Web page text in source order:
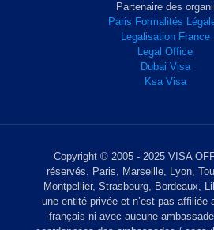
Partenaire des
Paris Formalités
Legalisation France
Legal Office
Dubai Visa
Ksa Visa
Copyright © 2005 - 2025 VISA
réservés. Paris, Marseille, Lyon,
Montpellier, Strasbourg, Bordeaux,
une entité privée et n’est pas affiliée
français ni avec aucune